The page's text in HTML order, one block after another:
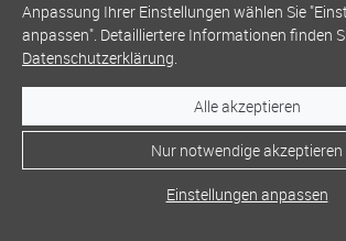
Anpassung Ihrer Einstellungen wählen Sie
anpassen". Detailliertere Informationen finden
Datenschutzerklärung.
Alle akzeptieren
Nur notwendige akzeptieren
Einstellungen anpassen